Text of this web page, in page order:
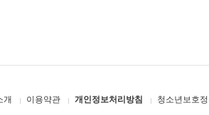
개 이용약관 개인정보처리방침 청소년보호